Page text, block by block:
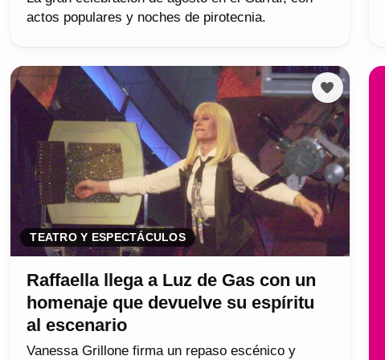
actos populares y noches de pirotecnia.
TEATRO Y ESPECTÁCULOS
Raffaella llega a Luz de Gas con un
homenaje que devuelve su espíritu
al escenario
Vanessa Grillone firma un repaso escénico y